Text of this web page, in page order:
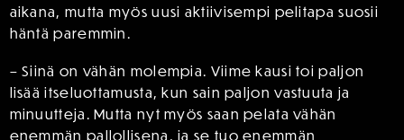
aikana, mutta myös uusi aktiivisempi pelitapa suosii
häntä paremmin.
– Siinä on vähän molempia. Viime kausi toi paljon
lisää itseluottamusta, kun sain paljon vastuuta ja
minuutteja. Mutta nyt myös saan pelata vähän
enemmän pallollisena, ja se tuo enemmän